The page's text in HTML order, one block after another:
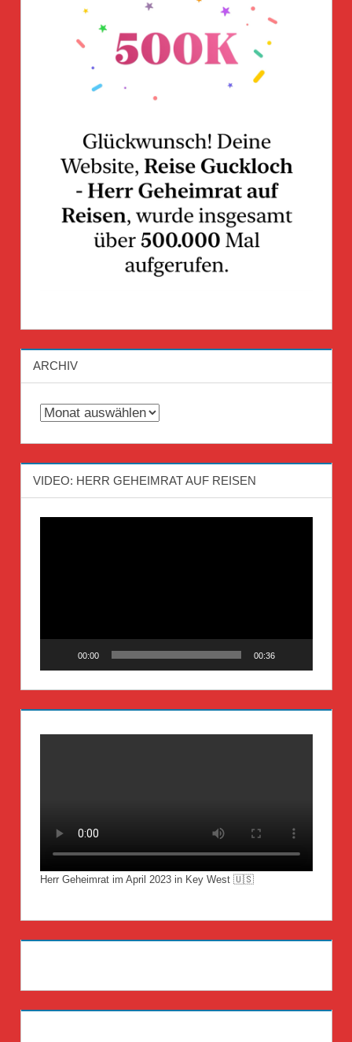
ARCHIV
Archiv
VIDEO: HERR GEHEIMRAT AUF REISEN
00:00 00:36
Herr Geheimrat im April 2023 in Key West 🇺🇸